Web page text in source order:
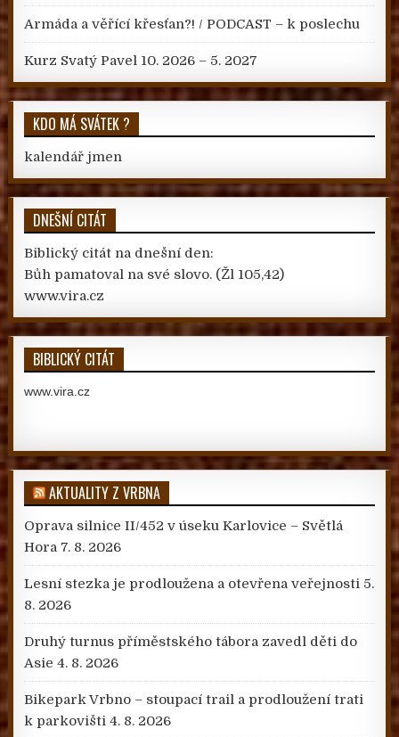
Armáda a věřící křesťan?! / PODCAST – k poslechu
Kurz Svatý Pavel 10. 2026 – 5. 2027
KDO MÁ SVÁTEK ?
kalendář jmen
DNEŠNÍ CITÁT
Biblický citát na dnešní den:
Bůh pamatoval na své slovo. (Žl 105,42)
www.vira.cz
BIBLICKÝ CITÁT
www.vira.cz
AKTUALITY Z VRBNA
Oprava silnice II/452 v úseku Karlovice – Světlá
Hora 7. 8. 2026
Lesní stezka je prodloužena a otevřena veřejnosti 5.
8. 2026
Druhý turnus příměstského tábora zavedl děti do
Asie 4. 8. 2026
Bikepark Vrbno – stoupací trail a prodloužení trati
k parkovišti 4. 8. 2026